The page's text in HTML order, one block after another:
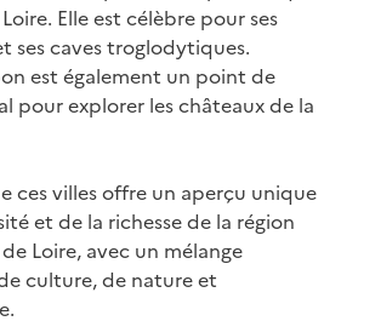
Elle est célèbre pour ses
ses caves troglodytiques.
est également un point de
pour explorer les châteaux de la
ces villes offre un aperçu unique
et de la richesse de la région
Loire, avec un mélange
culture, de nature et